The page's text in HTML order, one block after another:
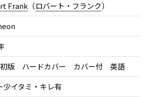
Frank （ロバート・フランク）
版 ハードカバー カバー付 英語
少イタミ・キレ有